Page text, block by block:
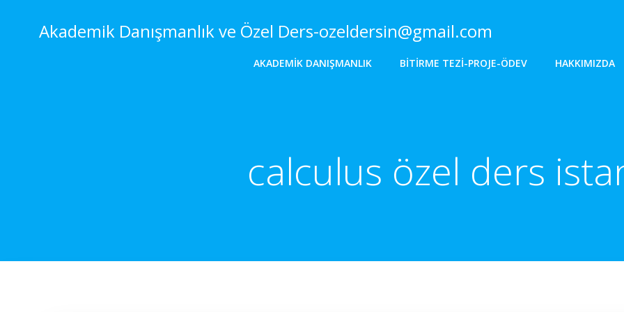
Akademik Danışmanlık ve Özel Ders-ozeldersin@gmail.com
AKADEMIK DANIŞMANLIK BITIRME TEZI-PROJE-ÖDEV HAKKIMIZDA
calculus özel ders